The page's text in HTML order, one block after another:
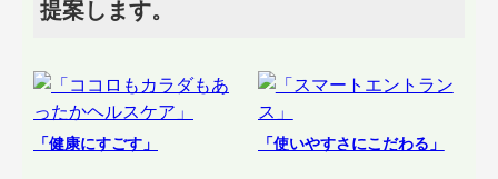
提案します。
「健康にすごす」 「使いやすさにこだわる」